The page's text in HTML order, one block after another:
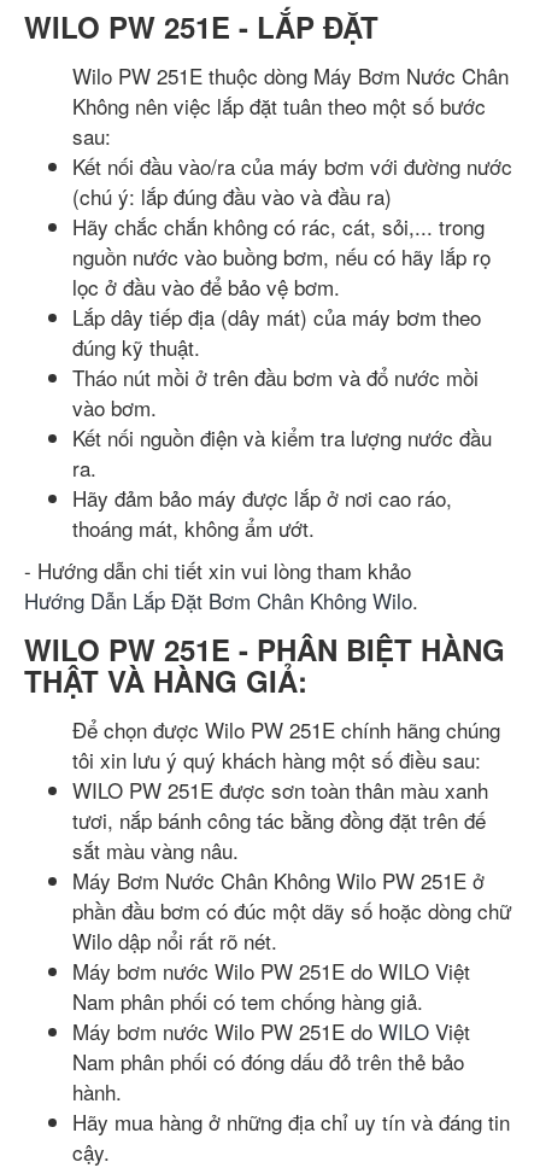
WILO PW 251E - LẮP ĐẶT
Wilo PW 251E thuộc dòng Máy Bơm Nước Chân
Không nên việc lắp đặt tuân theo một số bước
sau:
Kết nối đầu vào/ra của máy bơm với đường nước
(chú ý: lắp đúng đầu vào và đầu ra)
Hãy chắc chắn không có rác, cát, sỏi,... trong
nguồn nước vào buồng bơm, nếu có hãy lắp rọ
lọc ở đầu vào để bảo vệ bơm.
Lắp dây tiếp địa (dây mát) của máy bơm theo
đúng kỹ thuật.
Tháo nút mồi ở trên đầu bơm và đổ nước mồi
vào bơm.
Kết nối nguồn điện và kiểm tra lượng nước đầu
ra.
Hãy đảm bảo máy được lắp ở nơi cao ráo,
thoáng mát, không ẩm ướt.
- Hướng dẫn chi tiết xin vui lòng tham khảo
Hướng Dẫn Lắp Đặt Bơm Chân Không Wilo.
WILO PW 251E - PHÂN BIỆT HÀNG
THẬT VÀ HÀNG GIẢ:
Để chọn được Wilo PW 251E chính hãng chúng
tôi xin lưu ý quý khách hàng một số điều sau:
WILO PW 251E được sơn toàn thân màu xanh
tươi, nắp bánh công tác bằng đồng đặt trên đế
sắt màu vàng nâu.
Máy Bơm Nước Chân Không Wilo PW 251E ở
phần đầu bơm có đúc một dãy số hoặc dòng chữ
Wilo dập nổi rất rõ nét.
Máy bơm nước Wilo PW 251E do WILO Việt
Nam phân phối có tem chống hàng giả.
Máy bơm nước Wilo PW 251E do WILO Việt
Nam phân phối có đóng dấu đỏ trên thẻ bảo
hành.
Hãy mua hàng ở những địa chỉ uy tín và đáng tin
cậy.